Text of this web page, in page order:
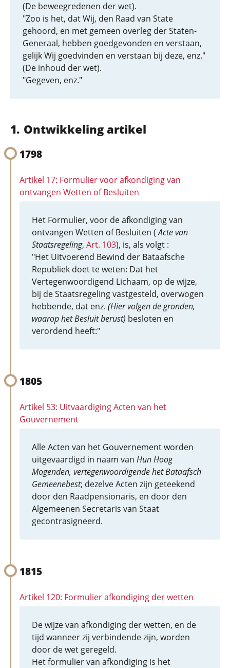
(De beweegredenen der wet).
"Zoo is het, dat Wij, den Raad van State
gehoord, en met gemeen overleg der Staten-
Generaal, hebben goedgevonden en verstaan,
gelijk Wij goedvinden en verstaan bij deze, enz."
(De inhoud der wet).
"Gegeven, enz."
Ontwikkeling artikel
1798
Artikel 17: Formulier voor afkondiging van
ontvangen Wetten of Besluiten
Het Formulier, voor de afkondiging van
ontvangen Wetten of Besluiten (Acte van
Staatsregeling, Art. 103), is, als volgt :
"Het Uitvoerend Bewind der Bataafsche
Republiek doet te weten: Dat het
Vertegenwoordigend Lichaam, op de wijze,
bij de Staatsregeling vastgesteld, overwogen
hebbende, dat enz. (Hier volgen de gronden,
waarop het Besluit berust) besloten en
verordend heeft:"
1805
Artikel 53: Uitvaardiging Acten van het
Gouvernement
Alle Acten van het Gouvernement worden
uitgevaardigd in naam van Hun Hoog
Mogenden, vertegenwoordigende het Bataafsch
Gemeenebest; dezelve Acten zijn geteekend
door den Raadpensionaris, en door den
Algemeenen Secretaris van Staat
gecontrasigneerd.
1815
Artikel 120: Formulier afkondiging der wetten
De wijze van afkondiging der wetten, en de
tijd wanneer zij verbindende zijn, worden
door de wet geregeld.
Het formulier van afkondiging is het